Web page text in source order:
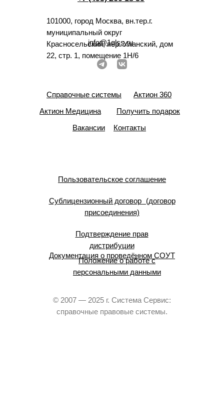
101000, город Москва, вн.тер.г.
муниципальный округ
Красносельский, пер. Уланский, дом
22, стр. 1, помещение 1Н/6
info@1glss.ru
Справочные системы
Актион 360
Актион Медицина
Получить подарок
Вакансии
Контакты
Пользовательское соглашение
Сублицензионный договор (договор
присоединения)
Подтверждение прав
дистрибуции
Документация о проведённом СОУТ
Положение о работе с
персональными данными
© 2007 — 2025 г. Система Сервис:
справочные правовые системы.